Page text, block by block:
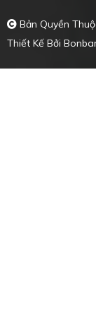
Bản Quyền
Thiết Kế Bởi